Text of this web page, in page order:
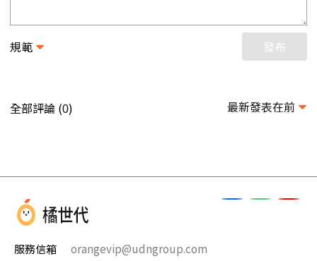
規範 發布
全部評論 (0) 最新發表在前
服務信箱 orangevip@udngroup.com